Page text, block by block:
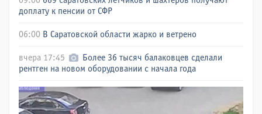
доплату к пенсии от СФР
06:00 В Саратовской области жарко и ветрено
вчера 17:45
Более 36 тысяч балаковцев сделали
рентген на новом оборудовании с начала года